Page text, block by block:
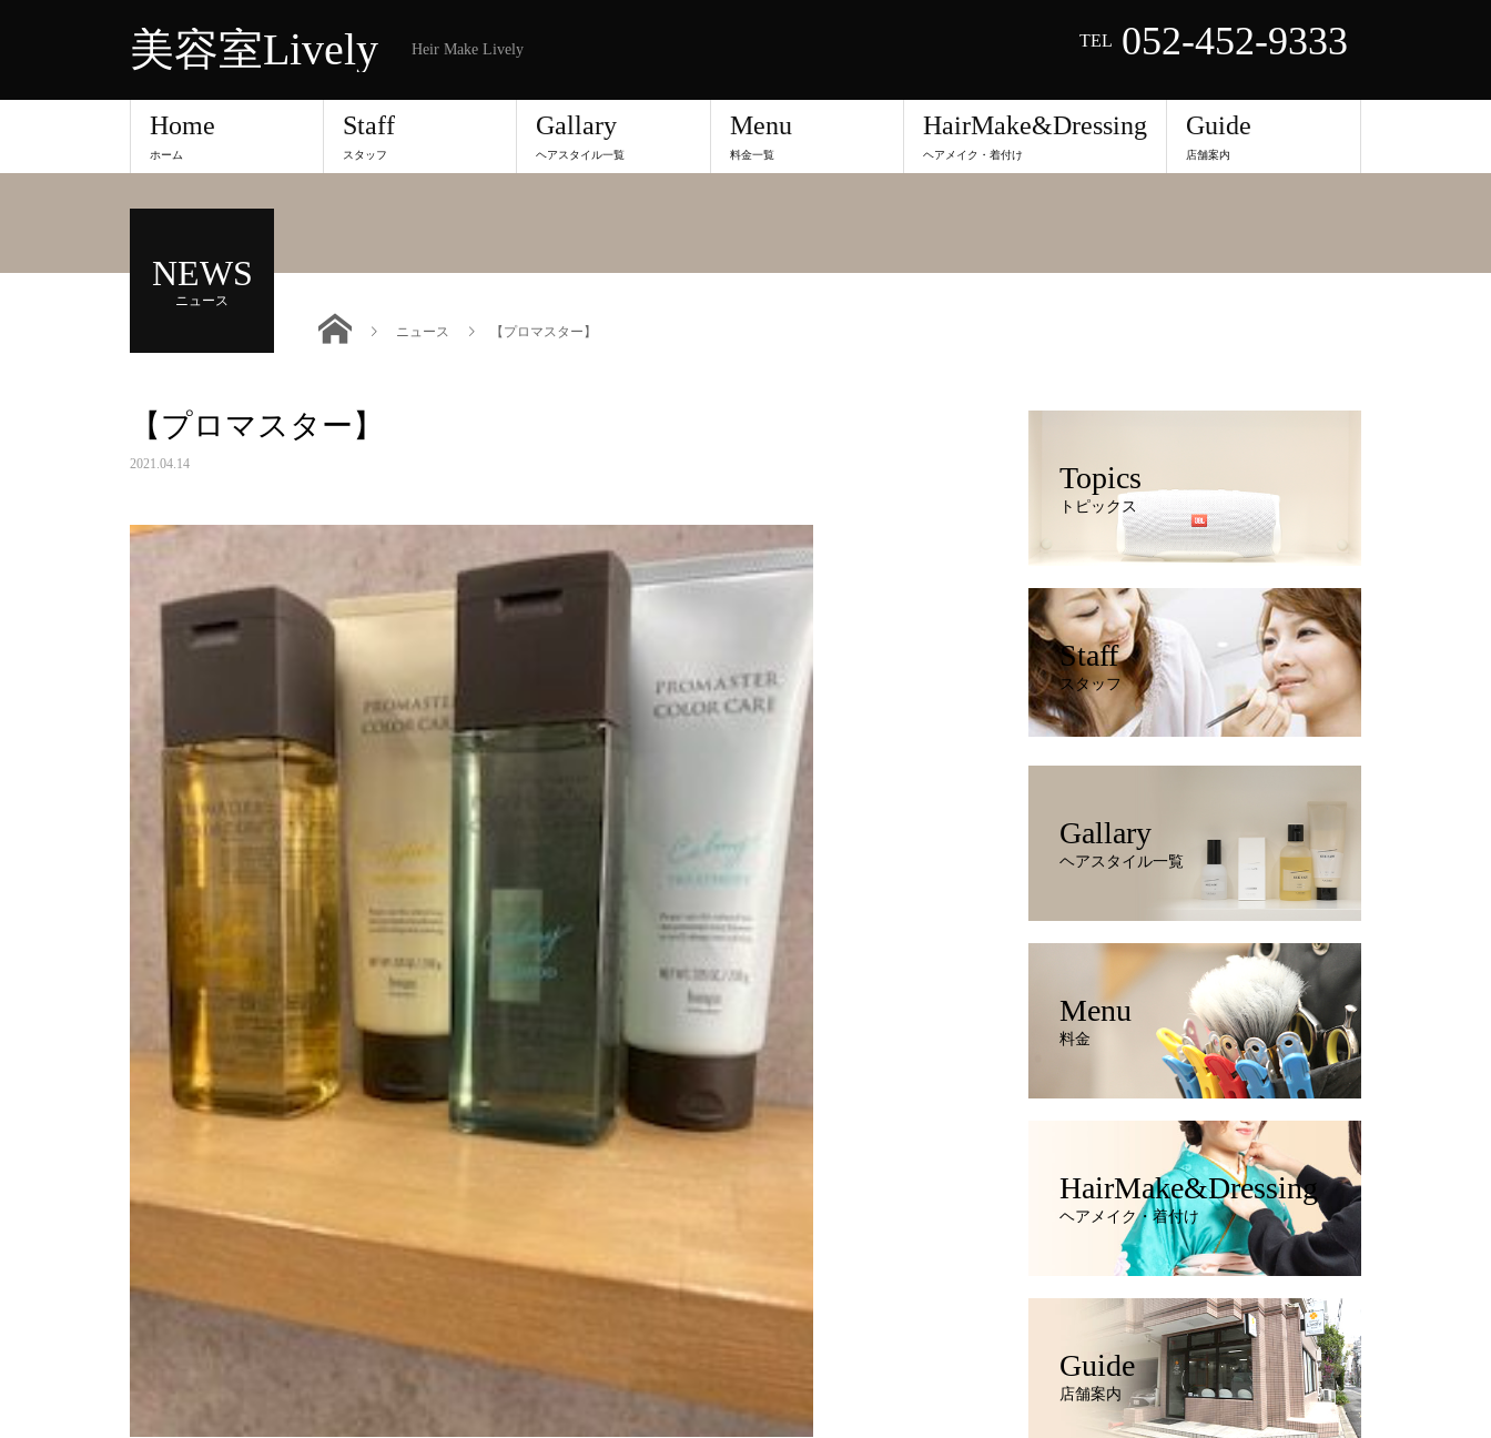
美容室Lively Heir Make Lively TEL 052-452-9333
Home
ホーム
Staff
スタッフ
Gallary
ヘアスタイル一覧
Menu
料金一覧
HairMake&Dressing
ヘアメイク・着付け
Guide
店舗案内
NEWS
ニュース
ニュース 【プロマスター】
【プロマスター】
2021.04.14 Topics
トピックス
Staff
スタッフ
Gallary
ヘアスタイル一覧
Menu
料金
HairMake&Dressing
ヘアメイク・着付け
Guide
店舗案内